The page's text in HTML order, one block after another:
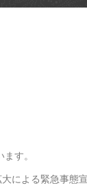
す。
による緊急事態